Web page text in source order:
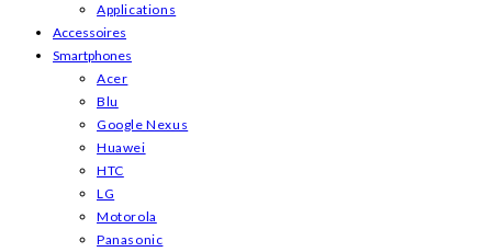
Applications
Accessoires
Smartphones
Acer
Blu
Google Nexus
Huawei
HTC
LG
Motorola
Panasonic